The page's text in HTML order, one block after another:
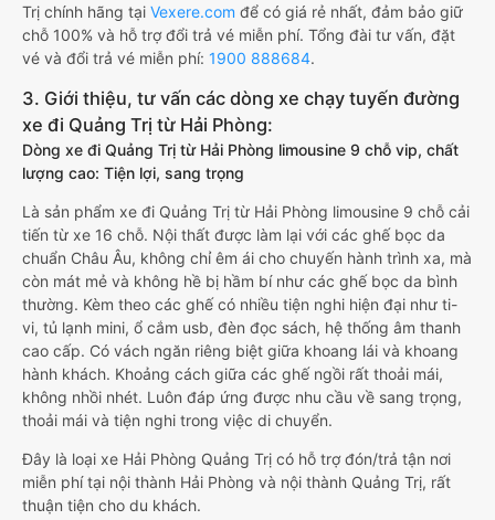
Trị chính hãng tại Vexere.com để có giá rẻ nhất, đảm bảo giữ
chỗ 100% và hỗ trợ đổi trả vé miễn phí. Tổng đài tư vấn, đặt
vé và đổi trả vé miễn phí: 1900 888684.
3. Giới thiệu, tư vấn các dòng xe chạy tuyến đường
xe đi Quảng Trị từ Hải Phòng:
Dòng xe đi Quảng Trị từ Hải Phòng limousine 9 chỗ vip, chất
lượng cao: Tiện lợi, sang trọng
Là sản phẩm xe đi Quảng Trị từ Hải Phòng limousine 9 chỗ cải
tiến từ xe 16 chỗ. Nội thất được làm lại với các ghế bọc da
chuẩn Châu Âu, không chỉ êm ái cho chuyến hành trình xa, mà
còn mát mẻ và không hề bị hầm bí như các ghế bọc da bình
thường. Kèm theo các ghế có nhiều tiện nghi hiện đại như ti-
vi, tủ lạnh mini, ổ cắm usb, đèn đọc sách, hệ thống âm thanh
cao cấp. Có vách ngăn riêng biệt giữa khoang lái và khoang
hành khách. Khoảng cách giữa các ghế ngồi rất thoải mái,
không nhồi nhét. Luôn đáp ứng được nhu cầu về sang trọng,
thoải mái và tiện nghi trong việc di chuyển.
Đây là loại xe Hải Phòng Quảng Trị có hỗ trợ đón/trả tận nơi
miễn phí tại nội thành Hải Phòng và nội thành Quảng Trị, rất
thuận tiện cho du khách.